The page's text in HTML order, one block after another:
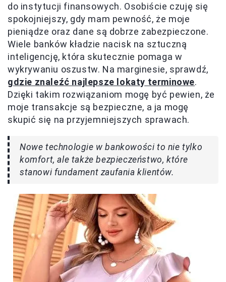
do instytucji finansowych. Osobiście czuję się
spokojniejszy, gdy mam pewność, że moje
pieniądze oraz dane są dobrze zabezpieczone.
Wiele banków kładzie nacisk na sztuczną
inteligencję, która skutecznie pomaga w
wykrywaniu oszustw. Na marginesie, sprawdź,
gdzie znaleźć najlepsze lokaty terminowe.
Dzięki takim rozwiązaniom mogę być pewien, że
moje transakcje są bezpieczne, a ja mogę
skupić się na przyjemniejszych sprawach.
Nowe technologie w bankowości to nie tylko
komfort, ale także bezpieczeństwo, które
stanowi fundament zaufania klientów.